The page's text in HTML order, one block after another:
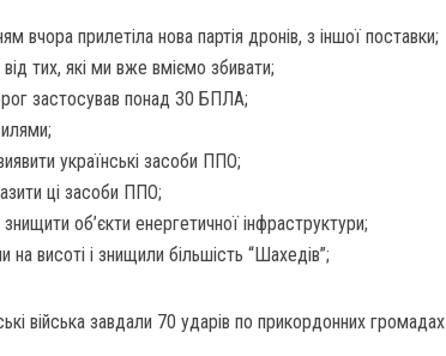
вчора прилетіла нова партія дронів, з іншої поставки;
тих, які ми вже вміємо збивати;
застосував понад 30 БПЛА;
українські засоби ППО;
ці засоби ППО;
об’єкти енергетичної інфраструктури;
на висоті і знищили більшість “Шахедів”;
війська завдали 70 ударів по прикордонних громадах